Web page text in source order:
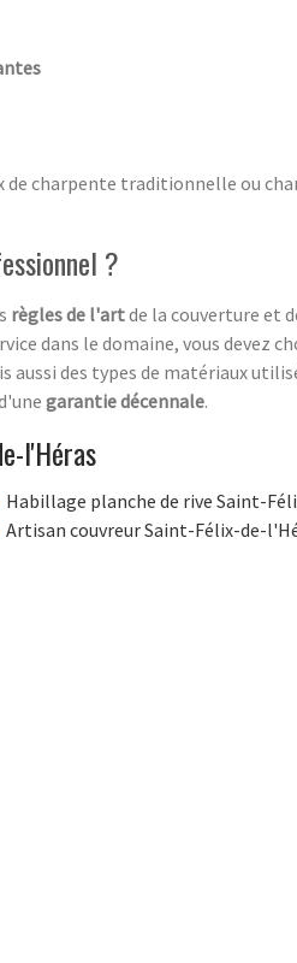
charpente traditionnelle ou
?
règles de l'artde la couverture et
dans le domaine, vous devez
des types de matériaux
garantie décennale.
l'Héras
Habillage planche de rive Saint-
Artisan couvreur Saint-Félix-de-